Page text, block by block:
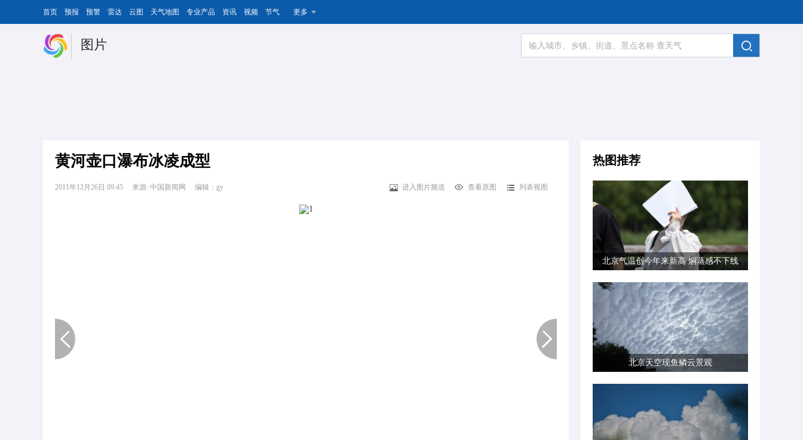
首页 预报 预警 雷达 云图 天气地图 专业产品 资讯 视频 节气 更多
图片
黄河壶口瀑布冰凌成型
2011年12月26日 09:45 来源: 中国新闻网 编辑：gy 进入图片频道 查看原图 列表视图
热图推荐
北京气温创今年来新高 焖蒸感不下线
北京天空现鱼鳞云景观